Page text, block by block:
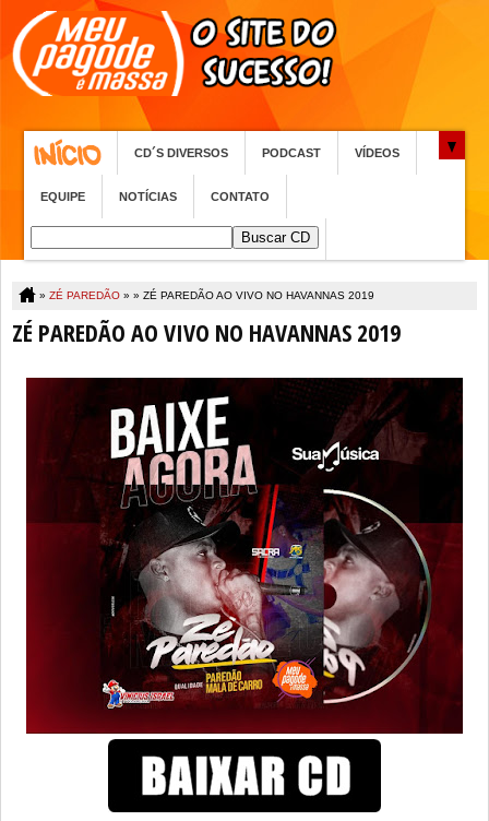
CD´S DIVERSOS PODCAST VÍDEOS
EQUIPE NOTÍCIAS CONTATO
» ZÉ PAREDÃO » » ZÉ PAREDÃO AO VIVO NO HAVANNAS 2019
ZÉ PAREDÃO AO VIVO NO HAVANNAS 2019